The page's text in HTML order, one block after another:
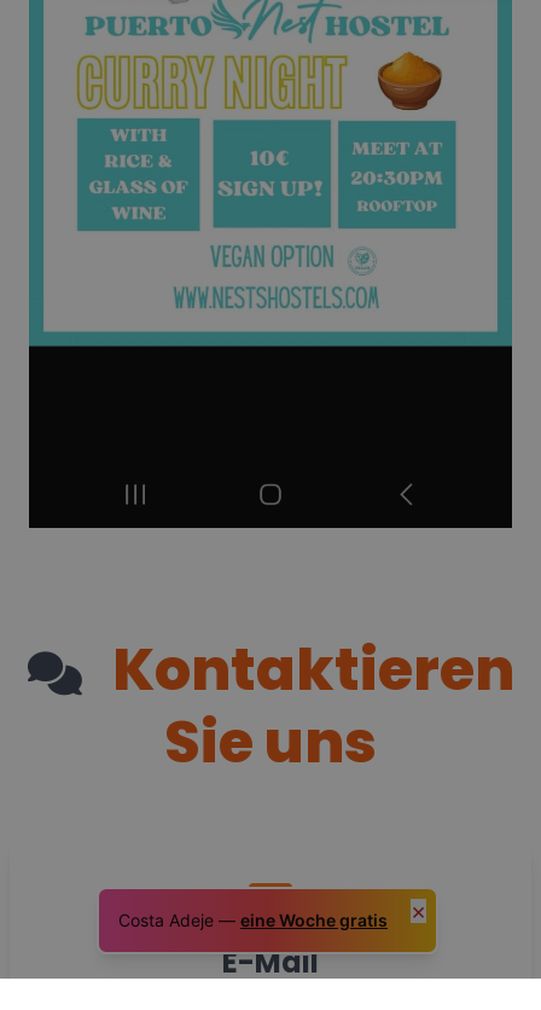
Kontaktieren
Sie uns
E-Mail
×
Costa Adeje — eine Woche gratis